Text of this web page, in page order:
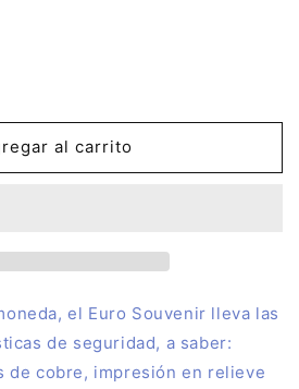
al carrito
el Euro Souvenir lleva las
de seguridad, a saber:
de cobre, impresión en relieve